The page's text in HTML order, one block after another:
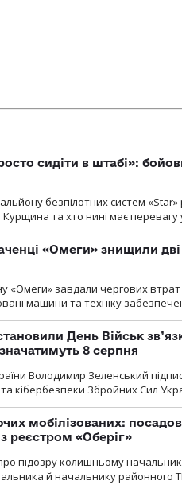
сидіти в штабі»:
безпілотних систем «Star»
Курщина та хто нині має перевагу
«Омеги» знищили
«Омеги» завдали чергових
машини та техніку
День Військ
8 серпня
Володимир Зеленський
та кібербезпеки Збройних Сил
мобілізованих:
реєстром «Оберіг»
підозру колишньому
й начальнику районного